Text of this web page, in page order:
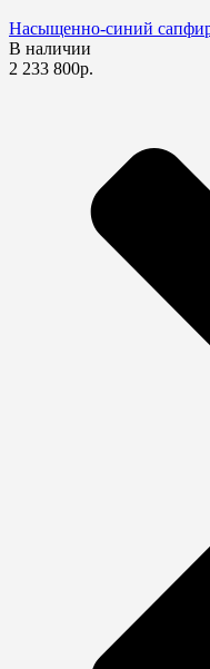
Насыщенно-синий
В наличии
2 233 800р.